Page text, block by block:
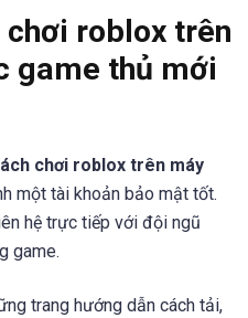
chơi roblox trên
game thủ mới
chơi roblox trên máy
một tài khoản bảo mật tốt.
hệ trực tiếp với đội ngũ
game.
trang hướng dẫn cách tải,